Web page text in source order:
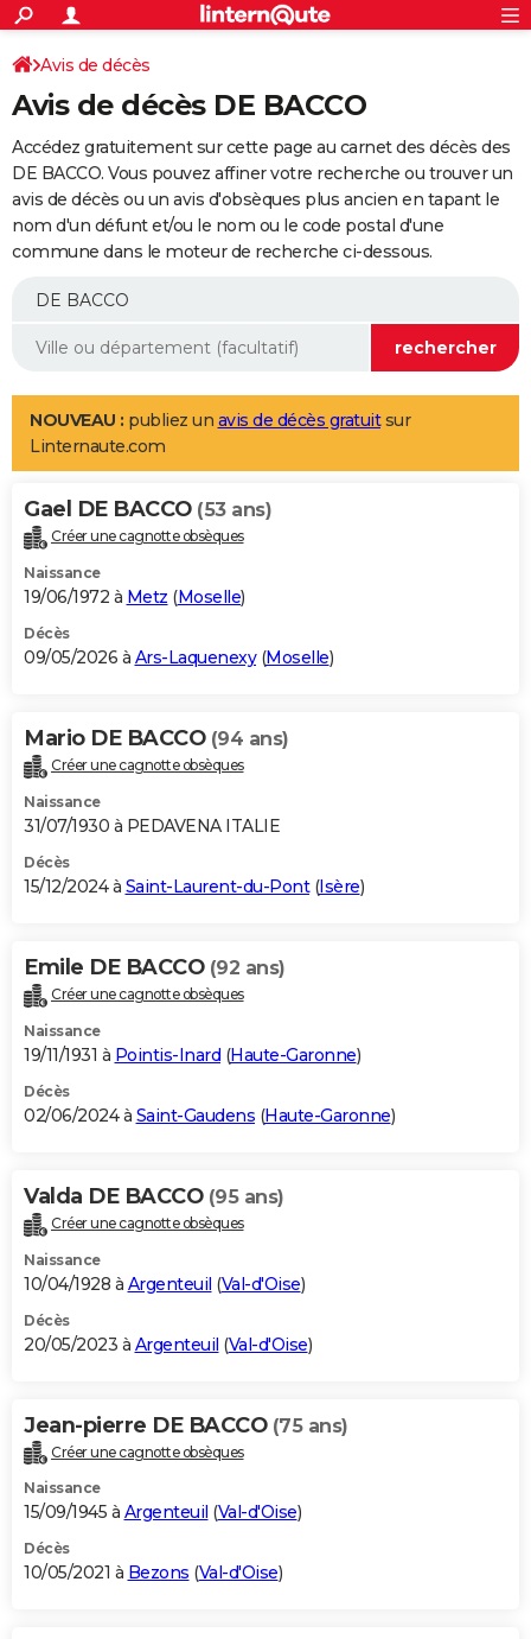
ACTUALITÉS
Politique
Société
Faits Divers
Education
Monde
Villes
+
SPORT
Coupe du monde 2026
Football
Tennis
Cyclisme
Rugby
Forum
Programme TV
TNT
Streaming
Cinéma
Sorties cinéma
Musique
+
FINANCE
Retraite
Epargne
Immobilier
Risques naturels par ville
Banque
Assurance
AUTO
Essais
Réserver un essai
Citadines
Berlines
SUV
Forum auto
+
Mobiles
Meilleur smartphone
Internet
Ordinateurs
Jeux vidéo
Guide high-tech
Aménagement intérieur
LIFESTYLE
Art de vivre
Bien-être
Loisirs
Mode
Modes de vie
Alimentation
Guide de la santé
Maladies
Médicaments
Sommeil
VOYAGE
Destinations
City break
Voyage nature
Voyage de noces
Forum
Climat
+PHOTO
GUIDES D'ACHAT
BONS PLANS
Carte de Noël
Carte Bonne année
Carte Saint-Valentin
Carte Pâques
Carte d'anniversaire
DICTIONNAIRE
Dictionnaire
Biographies
Citations
Expressions
Proverbes
PROGRAMME TV
S'inscrire
Se connecter
Lycées
Collèges
Primaires
Universités
Entreprises
Service militaire
Avis de recherche
AVIS DE DÉCÈS
Bricolage
Lifestyle
Culture
Sport
Auto
Television
Voyage
Cinema
Avis de décès
Avis de décès DE BACCO
Accédez gratuitement sur cette page au carnet des décès des
DE BACCO. Vous pouvez affiner votre recherche ou trouver un
avis de décès ou un avis d'obsèques plus ancien en tapant le
nom d'un défunt et/ou le nom ou le code postal d'une
commune dans le moteur de recherche ci-dessous.
NOUVEAU : publiez un avis de décès gratuitsur
Linternaute.com
Gael DE BACCO (53 ans)
Créer une cagnotte obsèques
Naissance
19/06/1972 à Metz (Moselle)
Décès
09/05/2026 à Ars-Laquenexy(Moselle)
Mario DE BACCO (94 ans)
Créer une cagnotte obsèques
Naissance
31/07/1930 à PEDAVENA ITALIE
Décès
15/12/2024 à Saint-Laurent-du-Pont(Isère)
Emile DE BACCO (92 ans)
Créer une cagnotte obsèques
Naissance
19/11/1931 à Pointis-Inard (Haute-Garonne)
Décès
02/06/2024 à Saint-Gaudens (Haute-Garonne)
Valda DE BACCO (95 ans)
Créer une cagnotte obsèques
Naissance
10/04/1928 à Argenteuil (Val-d'Oise)
Décès
20/05/2023 à Argenteuil (Val-d'Oise)
Jean-pierre DE BACCO (75 ans)
Créer une cagnotte obsèques
Naissance
15/09/1945 à Argenteuil (Val-d'Oise)
Décès
10/05/2021 à Bezons (Val-d'Oise)